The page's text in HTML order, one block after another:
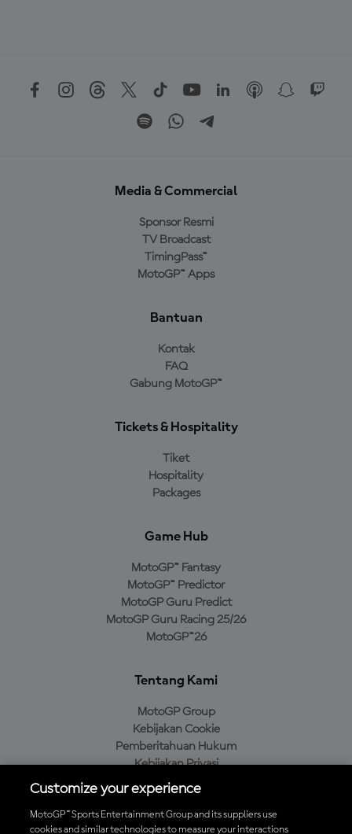
Media & Commercial
Sponsor Resmi
TV Broadcast
TimingPass™
MotoGP™ Apps
Bantuan
Kontak
FAQ
Gabung MotoGP™
Tickets & Hospitality
Tiket
Hospitality
Packages
Game Hub
MotoGP™ Fantasy
MotoGP™ Predictor
MotoGP Guru Predict
MotoGP Guru Racing 25/26
MotoGP™26
Tentang Kami
MotoGP Group
Kebijakan Cookie
Pemberitahuan Hukum
Kebijakan Privasi
Kebijakan Pembelian
Customize your experience
MotoGP™ Sports Entertainment Group and its suppliers use
cookies and similar technologies to measure your interactions